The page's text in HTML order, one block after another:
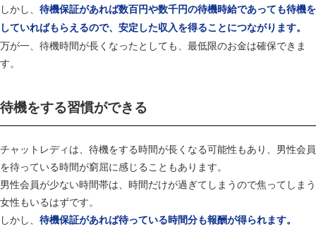
しかし、 待機保証があれば数百円や数千円の待機時給であっても待機を
していればもらえるので、安定した収入を得ることにつながります。
万が一、待機時間が長くなったとしても、最低限のお金は確保できま
す。
待機をする習慣ができる
チャットレディは、待機をする時間が長くなる可能性もあり、男性会員
を待っている時間が窮屈に感じることもあります。
男性会員が少ない時間帯は、時間だけが過ぎてしまうので焦ってしまう
女性もいるはずです。
しかし、 待機保証があれば待っている時間分も報酬が得られます。